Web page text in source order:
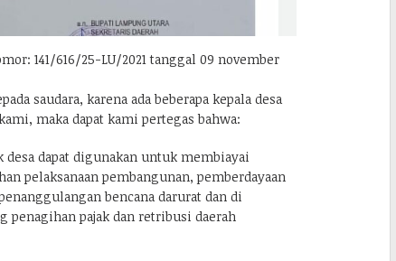
141/616/25-LU/2021 tanggal 09 november
saudara, karena ada beberapa kepala desa
maka dapat kami pertegas bahwa:
desa dapat digunakan untuk membiayai
pelaksanaan pembangunan, pemberdayaan
bencana darurat dan di
pajak dan retribusi daerah